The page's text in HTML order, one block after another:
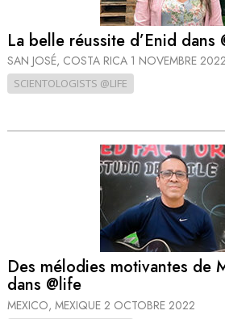
La belle réussite d’Enid dans
SAN JOSÉ, COSTA RICA 1 NOVEMBRE 2022
SCIENTOLOGISTS @LIFE
Des mélodies motivantes de
dans @life
MEXICO, MEXIQUE 2 OCTOBRE 2022